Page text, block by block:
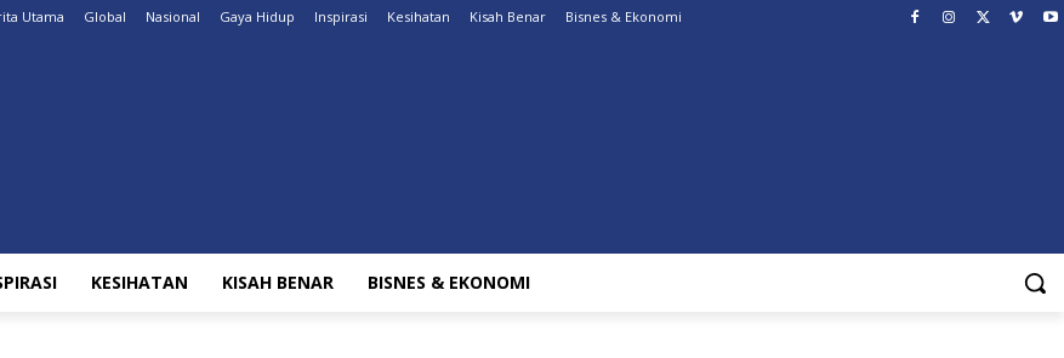
Utama Global Nasional Gaya Hidup Inspirasi Kesihatan Kisah Benar Bisnes & Ekonomi
KESIHATAN KISAH BENAR BISNES & EKONOMI